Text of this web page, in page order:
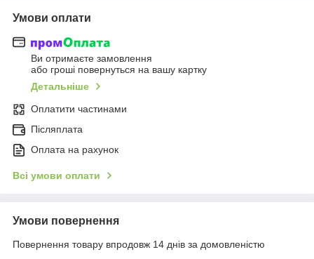
Умови оплати
Ви отримаєте замовлення
або гроші повернуться на вашу картку
Детальніше
Оплатити частинами
Післяплата
Оплата на рахунок
Всі умови оплати
Умови повернення
Повернення товару впродовж 14 днів за домовленістю